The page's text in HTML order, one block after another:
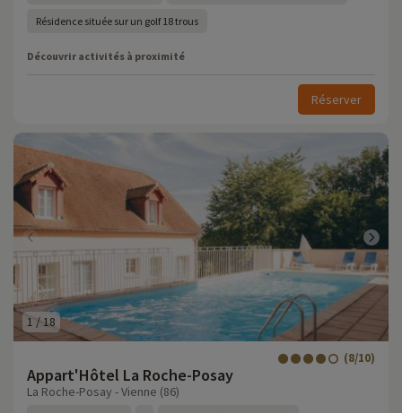
Résidence située sur un golf 18 trous
Découvrir activités à proximité
Réserver
1 /18
Appart'Hôtel La Roche-Posay
(8/10)
La Roche-Posay - Vienne (86)